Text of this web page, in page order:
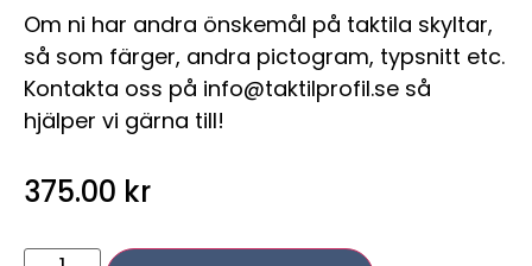
Om ni har andra önskemål på taktila skyltar,
så som färger, andra pictogram, typsnitt etc.
Kontakta oss på info@taktilprofil.se så
hjälper vi gärna till!
375.00 kr